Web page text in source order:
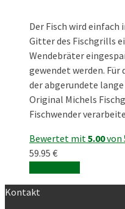
Der Fisch wird
Gitter des Fischgrills
Wendebräter
gewendet werden.
der abgerundete
Original Michels
Fischwender
Bewertet mit 5.00von
59.95 €
Kontakt